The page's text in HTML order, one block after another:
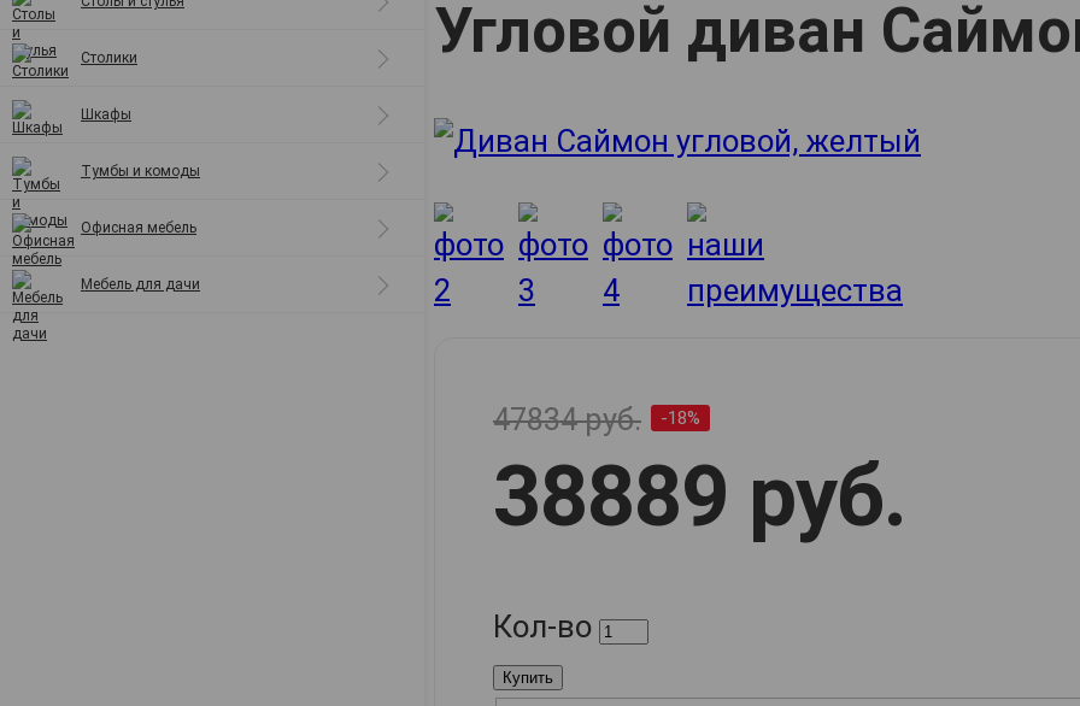
Столики
Шкафы
Полки
Тумбы и комоды
Офисная мебель
Мебель для дачи
Угловой диван
47834 руб. -18%
38889 руб.
Кол-во
Купить